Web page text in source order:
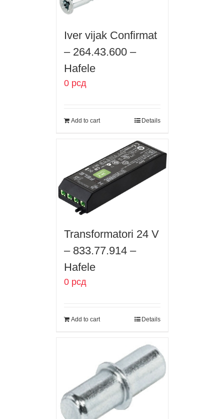
Iver vijak Confirmat
– 264.43.600 –
Hafele
0 рсд
Add to cart Details
Transformatori 24 V
– 833.77.914 –
Hafele
0 рсд
Add to cart Details